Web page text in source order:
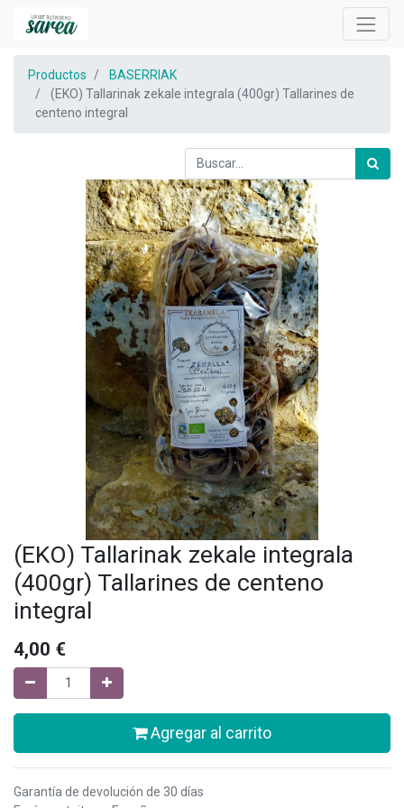
Productos
BASERRIAK
(EKO) Tallarinak zekale integrala (400gr) Tallarines de
centeno integral
(EKO) Tallarinak zekale integrala
(400gr) Tallarines de centeno
integral
4,00 €
Agregar al carrito
Garantía de devolución de 30 días